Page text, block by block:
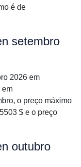
é de
setembro
2026 em
em
o preço máximo
$ e o preço
outubro